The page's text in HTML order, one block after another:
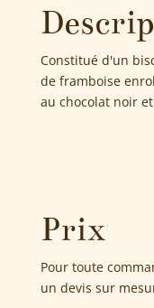
Constitué d'un
de framboise
au chocolat noir
Prix
Pour toute
un devis sur